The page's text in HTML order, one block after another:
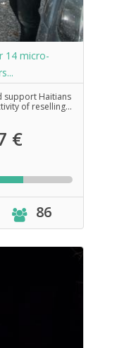
14 micro-
support Haitians
of reselling...
€
86